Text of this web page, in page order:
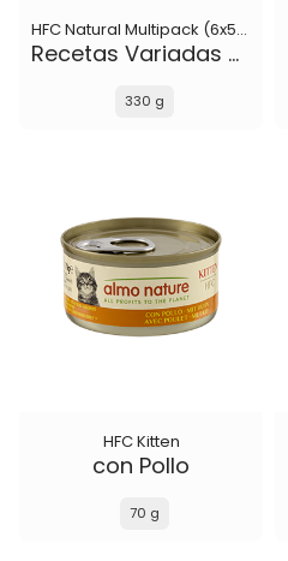
HFC Natural Multipack (6x55 g)
Recetas Variadas de Pollo
330 g
HFC Kitten
con Pollo
70 g